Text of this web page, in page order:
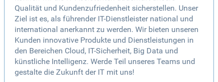
Qualität und Kundenzufriedenheit sicherstellen. Unser
Ziel ist es, als führender IT-Dienstleister national und
international anerkannt zu werden. Wir bieten unseren
Kunden innovative Produkte und Dienstleistungen in
den Bereichen Cloud, IT-Sicherheit, Big Data und
künstliche Intelligenz. Werde Teil unseres Teams und
gestalte die Zukunft der IT mit uns!